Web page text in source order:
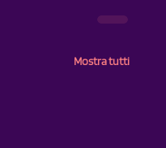
Mostra tutti